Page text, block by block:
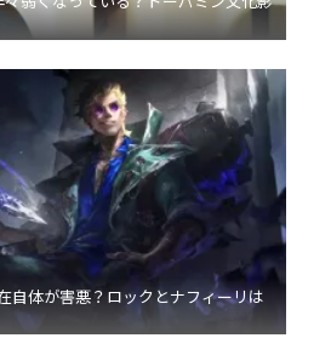
自体が害悪？ロックとナフィーリは